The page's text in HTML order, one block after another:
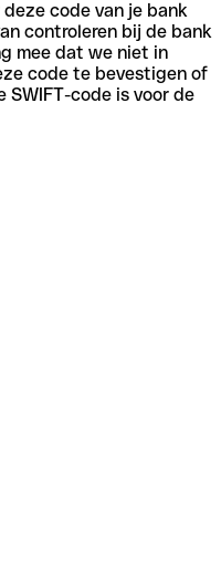
code van je bank
controleren bij de bank
mee dat we niet in
code te bevestigen of
code is voor de